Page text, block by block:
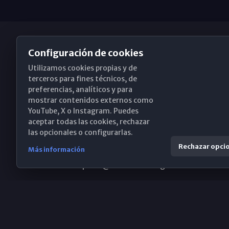
Obispado de Málaga
Santa María, 18-20. 29015 Málaga
(+34) 952 224 386
Configuración de cookies
Utilizamos cookies propias y de
terceros para fines técnicos, de
preferencias, analíticos y para
mostrar contenidos externos como
YouTube, X o Instagram. Puedes
aceptar todas las cookies, rechazar
las opcionales o configurarlas.
Más información Rechazar